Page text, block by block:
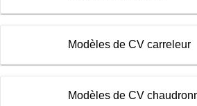
Modèles de CV carreleur
Modèles de CV